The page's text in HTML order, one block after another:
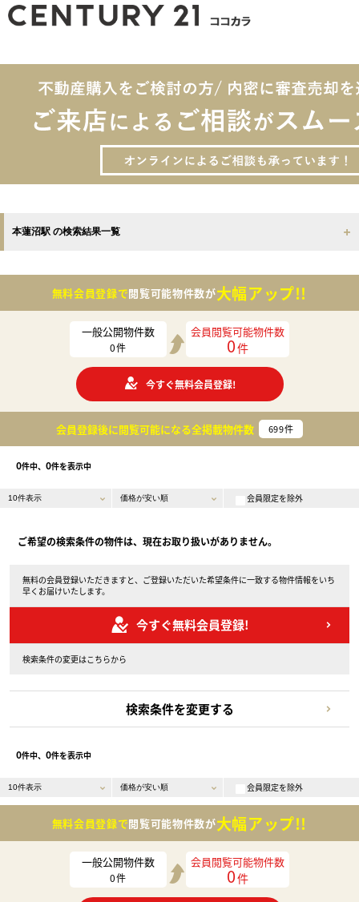
本蓮沼駅 の検索結果一覧
無料会員登録で閲覧可能物件数が大幅アップ!!
一般公開物件数
0件
会員閲覧可能物件数
0件
今すぐ無料会員登録!
会員登録後に閲覧可能になる全掲載物件数 699件
0件中、 0件を表示中
会員限定を除外
ご希望の検索条件の物件は、現在お取り扱いがありません。
無料の会員登録いただきますと、ご登録いただいた希望条件に一致する物件情報をいち
早くお届けいたします。
今すぐ無料会員登録!
検索条件の変更はこちらから
検索条件を変更する
0件中、 0件を表示中
会員限定を除外
無料会員登録で閲覧可能物件数が大幅アップ!!
一般公開物件数
0件
会員閲覧可能物件数
0件